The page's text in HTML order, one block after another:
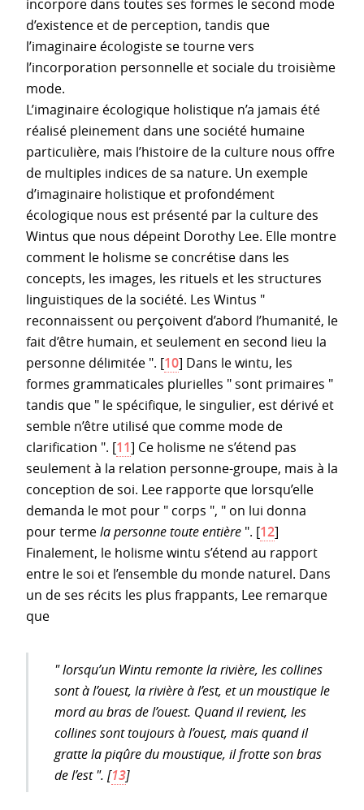
incorpore dans toutes ses formes le second mode
d’existence et de perception, tandis que
l’imaginaire écologiste se tourne vers
l’incorporation personnelle et sociale du troisième
mode.
L’imaginaire écologique holistique n’a jamais été
réalisé pleinement dans une société humaine
particulière, mais l’histoire de la culture nous offre
de multiples indices de sa nature. Un exemple
d’imaginaire holistique et profondément
écologique nous est présenté par la culture des
Wintus que nous dépeint Dorothy Lee. Elle montre
comment le holisme se concrétise dans les
concepts, les images, les rituels et les structures
linguistiques de la société. Les Wintus "
reconnaissent ou perçoivent d’abord l’humanité, le
fait d’être humain, et seulement en second lieu la
personne délimitée ". [10] Dans le wintu, les
formes grammaticales plurielles " sont primaires "
tandis que " le spécifique, le singulier, est dérivé et
semble n’être utilisé que comme mode de
clarification ". [11] Ce holisme ne s’étend pas
seulement à la relation personne-groupe, mais à la
conception de soi. Lee rapporte que lorsqu’elle
demanda le mot pour " corps ", " on lui donna
pour termela personne toute entière ". [12]
Finalement, le holisme wintu s’étend au rapport
entre le soi et l’ensemble du monde naturel. Dans
un de ses récits les plus frappants, Lee remarque
que
" lorsqu’un Wintu remonte la rivière, les collines
sont à l’ouest, la rivière à l’est, et un moustique le
mord au bras de l’ouest. Quand il revient, les
collines sont toujours à l’ouest, mais quand il
gratte la piqûre du moustique, il frotte son bras
de l’est ". [13]